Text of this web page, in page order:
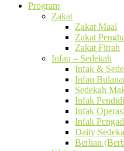
Program
Zakat
Zakat Maal
Zakat
Zakat Fitrah
Infaq – Sedekah
Infak &
Infaq
Sedekah
Infak
Infak
Infak
Daily
Berlian